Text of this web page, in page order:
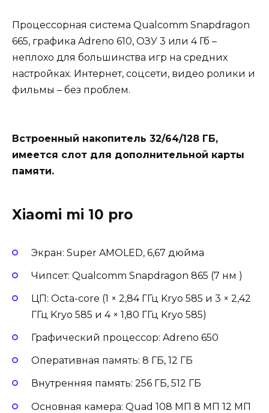
Процессорная система Qualcomm Snapdragon
665, графика Adreno 610, ОЗУ 3 или 4 Гб –
неплохо для большинства игр на средних
настройках. Интернет, соцсети, видео ролики и
фильмы – без проблем.
Встроенный накопитель 32/64/128 ГБ,
имеется слот для дополнительной карты
памяти.
Xiaomi mi 10 pro
Экран: Super AMOLED, 6,67 дюйма
Чипсет: Qualcomm Snapdragon 865 (7 нм )
ЦП: Octa-core (1 × 2,84 ГГц Kryo 585 и 3 × 2,42
ГГц Kryo 585 и 4 × 1,80 ГГц Kryo 585)
Графический процессор: Adreno 650
Оперативная память: 8 ГБ, 12 ГБ
Внутренняя память: 256 ГБ, 512 ГБ
Основная камера: Quad 108 МП 8 МП 12 МП